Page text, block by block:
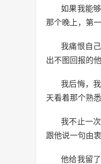
如果我能
那个晚上，第
我痛恨自
出不图回报的他
我后悔，
天看着那个熟
我不止一
跟他说一句由衷
他给我留